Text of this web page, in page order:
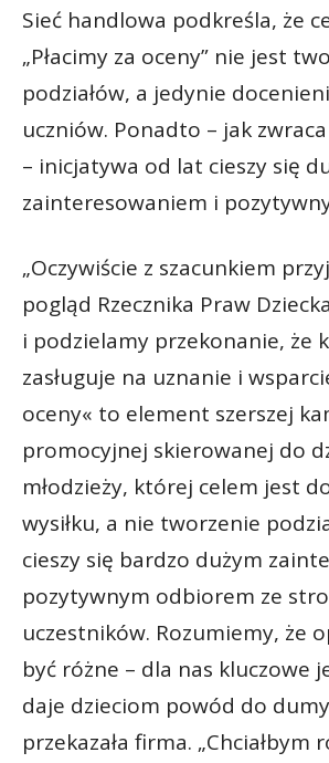
Sieć handlowa podkreśla, że
„Płacimy za oceny” nie jest
podziałów, a jedynie
uczniów. Ponadto – jak
– inicjatywa od lat cieszy się
zainteresowaniem i
„Oczywiście z szacunkiem
pogląd Rzecznika Praw
i podzielamy przekonanie, że
zasługuje na uznanie i
oceny« to element szerszej
promocyjnej skierowanej do
młodzieży, której celem jest
wysiłku, a nie tworzenie
cieszy się bardzo dużym
pozytywnym odbiorem ze
uczestników. Rozumiemy, że
być różne – dla nas kluczowe
daje dzieciom powód do
przekazała firma. „Chciałbym